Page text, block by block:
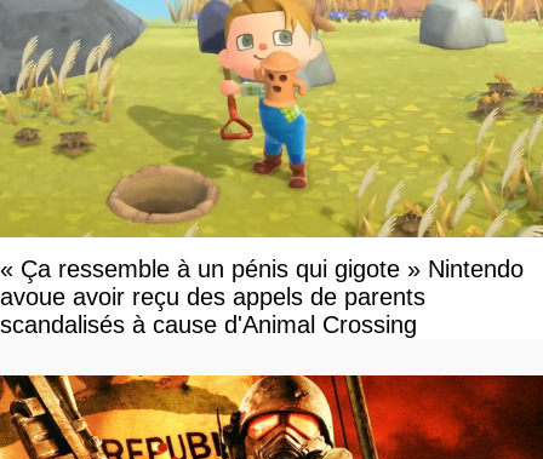
« Ça ressemble à un pénis qui gigote » Nintendo
avoue avoir reçu des appels de parents
scandalisés à cause d'Animal Crossing